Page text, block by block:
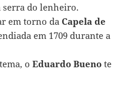
serra do lenheiro.
em torno da Capela de
em 1709 durante a
o Eduardo Bueno te